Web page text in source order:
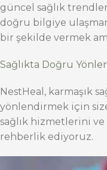
güncel sağlık
doğru bilgiye
bir şekilde vermek
Sağlıkta Doğru
NestHeal, karmaşık
yönlendirmek için
sağlık hizmetlerini ve
rehberlik ediyoruz.